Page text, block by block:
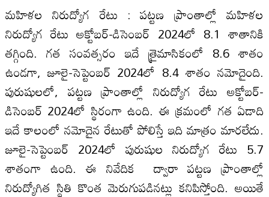
మహిళల నిరుద్యోగ రేటు : పట్టణ ప్రాంతాల్లో మహిళల
నిరుద్యోగ రేటు అక్టోబర్‌-డిసెంబర్‌ 2024లో 8.1 శాతానికి
తగ్గింది. గత సంవత్సరం ఇదే త్రైమాసికంలో 8.6 శాతం
ఉండగా, జూలై-సెప్టెంబర్‌ 2024లో 8.4 శాతం నమోదైంది.
పురుషులలో, పట్టణ ప్రాంతాల్లో నిరుద్యోగ రేటు అక్టోబర్‌-
డిసెంబర్‌ 2024లో స్థిరంగా ఉంది. ఈ క్రమంలో గత ఏడాది
ఇదే కాలంలో నమోదైన రేటుతో పోలిస్తే ఇది మాత్రం మారలేదు.
జూలై-సెప్టెంబర్‌ 2024లో పురుషుల నిరుద్యోగ రేటు 5.7
శాతంగా ఉంది. ఈ నివేదిక ద్వారా పట్టణ ప్రాంతాల్లో
నిరుద్యోగిత స్థితి కొంత మెరుగుపడినట్లు కనిపిస్తోంది. అయితే